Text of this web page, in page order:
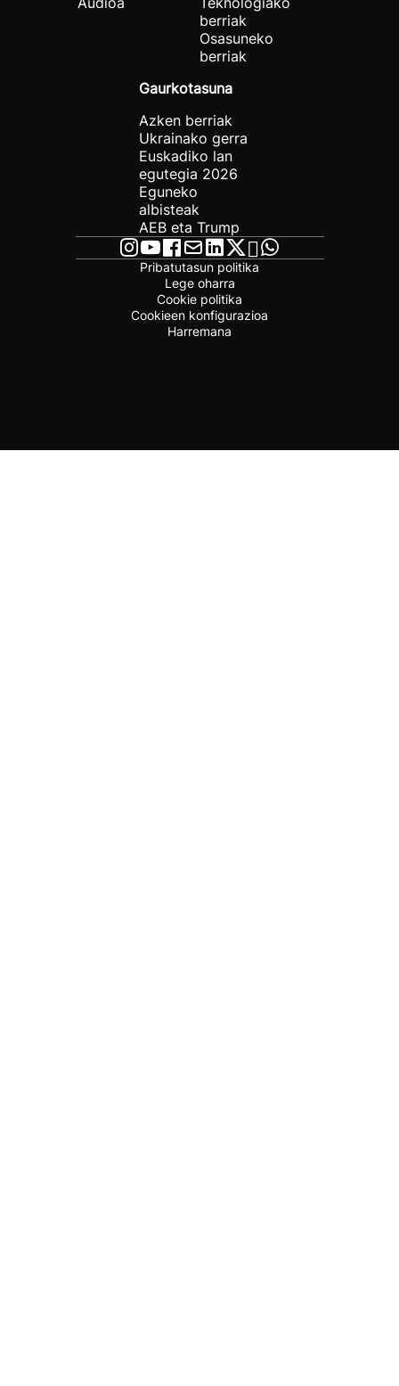
berriak
Osasuneko
berriak
Gaurkotasuna
Azken berriak
Ukrainako gerra
Euskadiko lan
egutegia 2026
Eguneko
albisteak
AEB eta Trump
Pribatutasun politika
Lege oharra
Cookie politika
Cookieen konfigurazioa
Harremana